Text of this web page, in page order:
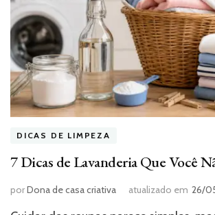
DICAS DE LIMPEZA
7 Dicas de Lavanderia Que Você
porDona de casa criativa atualizado em 26/